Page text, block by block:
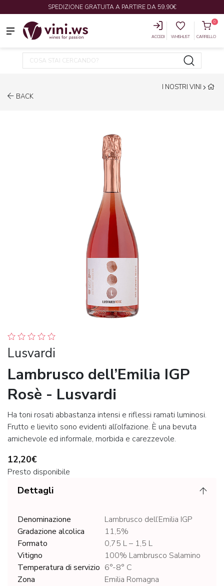
SPEDIZIONE GRATUITA A PARTIRE DA 59,90€
ACCEDI WHISHLIST
0
CARRELLO
BACK
I NOSTRI VINI
Lusvardi
Lambrusco dell’Emilia IGP
Rosè - Lusvardi
Ha toni rosati abbastanza intensi e riflessi ramati luminosi.
Frutto e lievito sono evidenti all’olfazione. È una bevuta
amichevole ed informale, morbida e carezzevole.
12,20€
Presto disponibile
Dettagli
Denominazione
Lambrusco dell’Emilia IGP
Gradazione alcolica
11,5%
Formato
0,75 L – 1,5 L
Vitigno
100% Lambrusco Salamino
Temperatura di servizio 6°-8° C
Zona
Emilia Romagna